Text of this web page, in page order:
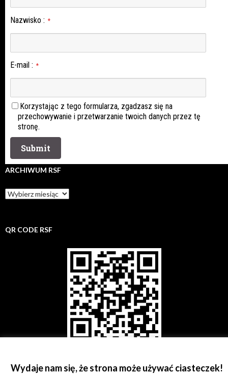
Nazwisko : *
E-mail : *
Korzystając z tego formularza, zgadzasz się na
przechowywanie i przetwarzanie twoich danych przez tę
stronę.
ARCHIWUM RSF
Archiwum
rsf
QR CODE RSF
Wydaje nam się, że strona może używać ciasteczek!